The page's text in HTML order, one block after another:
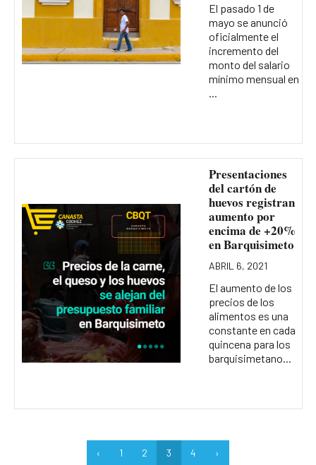
El pasado 1 de
mayo se anunció
oficialmente el
incremento del
monto del salario
mínimo mensual en
Presentaciones
del cartón de
huevos registran
aumento por
encima de +20%
en Barquisimeto
ABRIL 6, 2021
El aumento de los
precios de los
alimentos es una
constante en cada
quincena para los
barquisimetano...
‹ 1 2 3 4 ›